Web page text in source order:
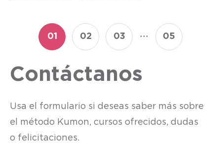
01 02 03 ... 05
Contáctanos
Usa el formulario si deseas saber más sobre
el método Kumon, cursos ofrecidos, dudas
o felicitaciones.